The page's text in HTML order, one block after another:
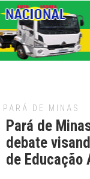
PARÁ DE MINAS
Pará de
debate
de Educação